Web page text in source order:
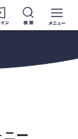
ー